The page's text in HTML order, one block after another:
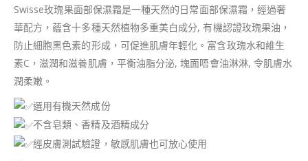
Swisse玫瑰果面部保濕霜是一種天然的日常面部保濕霜，經過奢
華配方，蘊含十多種天然植物多重美白成分, 有機認證玫瑰果油，
防止細胞黑色素的形成，可促進肌膚年輕化。富含玫瑰水和維生
素C，滋潤和滋養肌膚，平衡油脂分泌, 塊面唔會油淋淋, 令肌膚水
潤柔嫩。
選用有機天然成份
不含皂類、香精及酒精成分
經皮膚測試驗證，敏感肌膚也可放心使用